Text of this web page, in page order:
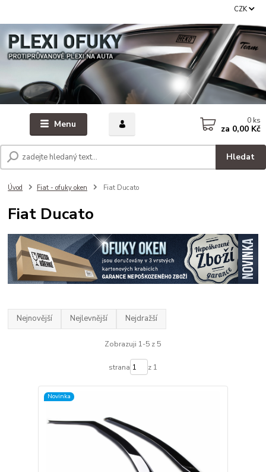
Menu
CZK
Hledat
0 ks
za 0,00 Kč
Úvod Fiat - ofuky oken Fiat Ducato
Fiat Ducato
Nejnovější Nejlevnější Nejdražší
Zobrazuji 1-5 z 5
strana z 1
Novinka